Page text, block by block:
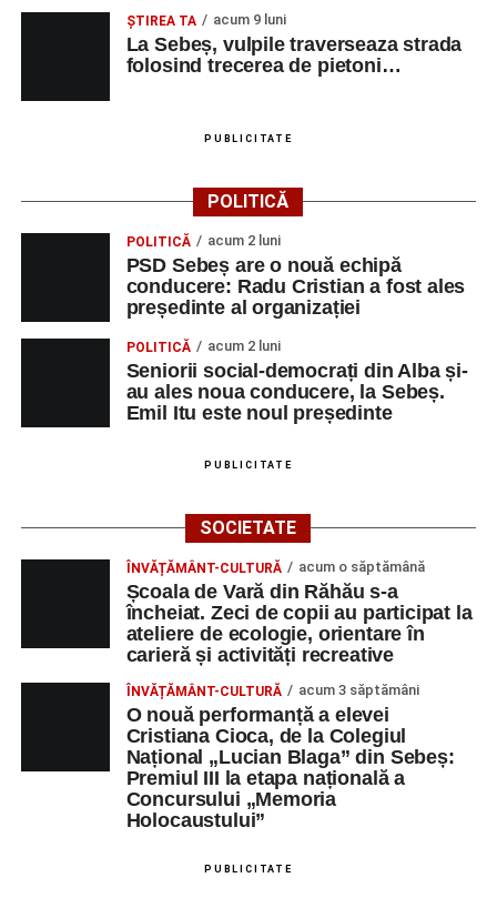
Urmărește-ne pe Google News
iluminatului public pe timpul nopții, în contextul
apelului la economii al Guvernului Bolojan
Duminică, 23 august 2026, Râpa Roșie găzduiește
cea de-a III-a ediție a concursului „CicloAventurier
de Sebeș”
Primul concert din cadrul String Symphonic Camp
2026 a adus emoție și aplauze la Sebeș
ŞTIREA TA acum 9 luni
La Sebeș, vulpile traverseaza strada
folosind trecerea de pietoni…
PUBLICITATE
POLITICĂ
POLITICĂ acum 2 luni
PSD Sebeș are o nouă echipă
conducere: Radu Cristian a fost ales
președinte al organizației
POLITICĂ acum 2 luni
Seniorii social-democrați din Alba și-
au ales noua conducere, la Sebeș.
Emil Itu este noul președinte
PUBLICITATE
SOCIETATE
ÎNVĂȚĂMÂNT-CULTURĂ acum o săptămână
Școala de Vară din Răhău s-a
încheiat. Zeci de copii au participat la
ateliere de ecologie, orientare în
carieră și activități recreative
ÎNVĂȚĂMÂNT-CULTURĂ acum 3 săptămâni
O nouă performanță a elevei
Cristiana Cioca, de la Colegiul
Național „Lucian Blaga” din Sebeș:
Premiul III la etapa națională a
Concursului „Memoria
Holocaustului”
PUBLICITATE